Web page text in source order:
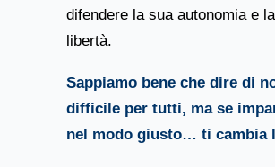
difendere la sua autonomia e
libertà.
Sappiamo bene che dire di
difficile per tutti, ma se
nel modo giusto… ti cambia